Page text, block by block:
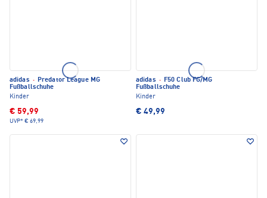
adidas · Predator League MG
Fußballschuhe
Kinder
€ 59,99
UVP* € 69,99
adidas · F50 Club FG/MG
Fußballschuhe
Kinder
€ 49,99